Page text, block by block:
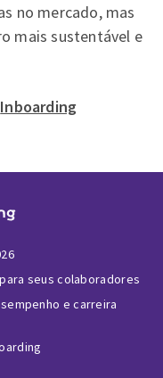
no mercado, mas
mais sustentável e
Inboarding
seus colaboradores
e carreira